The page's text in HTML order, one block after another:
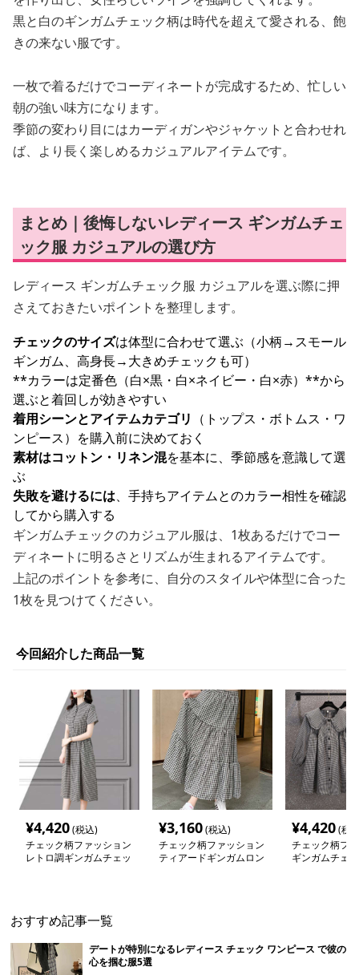
黒と白のギンガムチェック柄は時代を超えて愛される、飽
きの来ない服です。
一枚で着るだけでコーディネートが完成するため、忙しい
朝の強い味方になります。
季節の変わり目にはカーディガンやジャケットと合わせれ
ば、より長く楽しめるカジュアルアイテムです。
まとめ｜後悔しないレディース ギンガムチェ
ック服 カジュアルの選び方
レディース ギンガムチェック服 カジュアルを選ぶ際に押
さえておきたいポイントを整理します。
チェックのサイズは体型に合わせて選ぶ（小柄→スモール
ギンガム、高身長→大きめチェックも可）
**カラーは定番色（白×黒・白×ネイビー・白×赤）**から
選ぶと着回しが効きやすい
着用シーンとアイテムカテゴリ （トップス・ボトムス・ワ
ンピース）を購入前に決めておく
素材はコットン・リネン混を基本に、季節感を意識して選
ぶ
失敗を避けるには、手持ちアイテムとのカラー相性を確認
してから購入する
ギンガムチェックのカジュアル服は、1枚あるだけでコー
ディネートに明るさとリズムが生まれるアイテムです。
上記のポイントを参考に、自分のスタイルや体型に合った
1枚を見つけてください。
今回紹介した商品一覧
¥4,420(税込)
チェック柄ファッション
レトロ調ギンガムチェッ
¥3,160(税込)
チェック柄ファッション
ティアードギンガムロン
¥4,420(税
チェック柄フ
ギンガムチェ
おすすめ記事一覧
デートが特別になるレディース チェック ワンピース で彼の
心を掴む服5選